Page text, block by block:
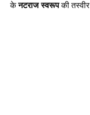
केनटराज स्वरूपकी तस्वीर